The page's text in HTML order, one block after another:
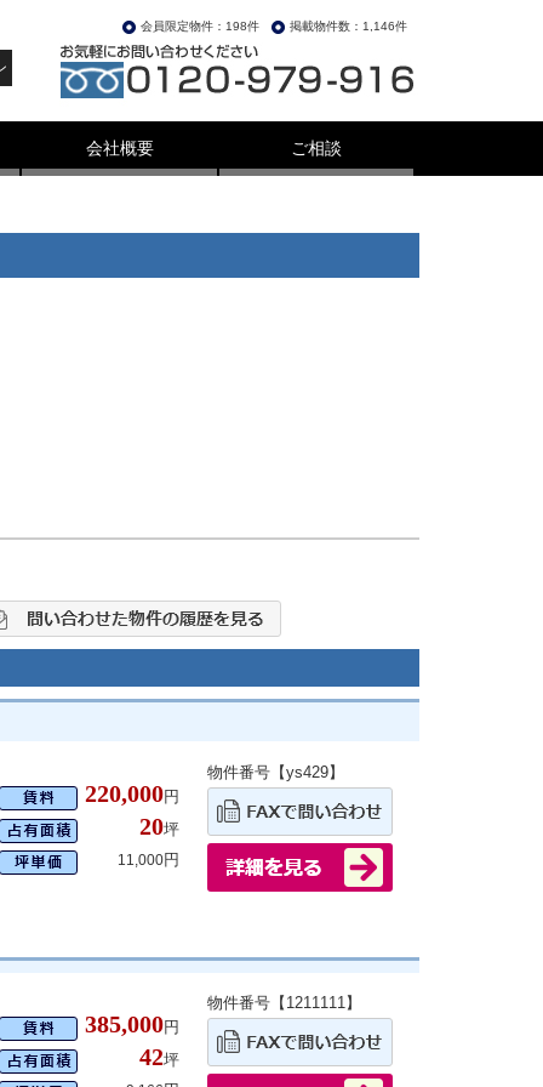
掲載物件数：1,146件
会員限定物件：198件
会社概要 ご相談
220,000円
20坪
11,000円
物件番号【ys429】
385,000円
42坪
物件番号【1211111】